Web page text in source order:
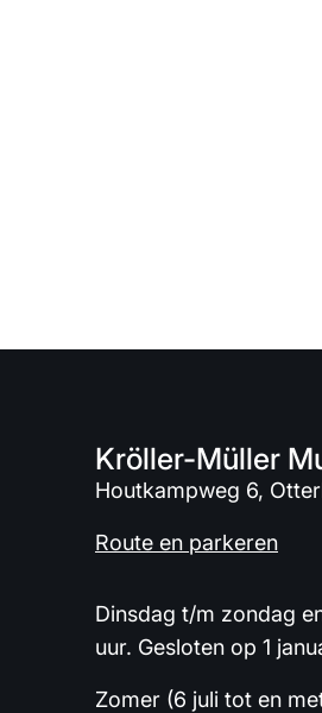
Kröller-Müller
Houtkampweg 6,
Route en parkeren
Dinsdag t/m zondag
uur. Gesloten op 1
Zomer (6 juli tot en